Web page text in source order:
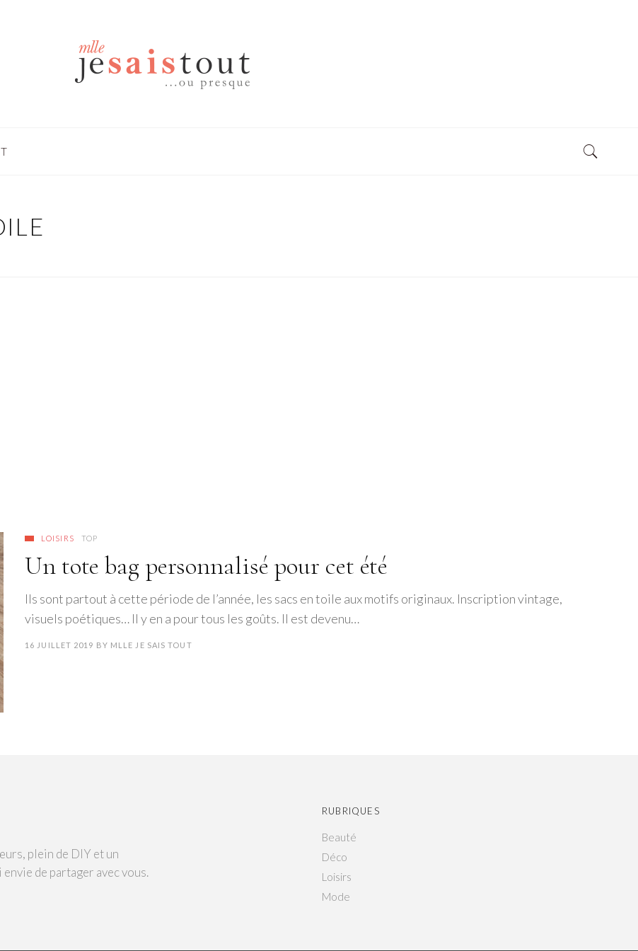
LOISIRS TOP
Un tote bag personnalisé pour cet été
Ils sont partout à cette période de l’année, les sacs en toile aux motifs originaux. Inscription vintage,
visuels poétiques… Il y en a pour tous les goûts. Il est devenu…
16 JUILLET 2019 BY MLLE JE SAIS TOUT
plein de DIY et un
de partager avec vous.
RUBRIQUES
Beauté
Déco
Loisirs
Mode